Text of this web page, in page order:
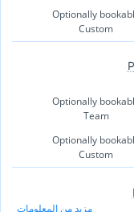
Optionally
Custom
Optionally
Team
Optionally
Custom
مزيد من المعلومات